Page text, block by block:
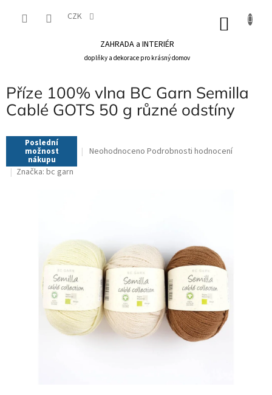
CZK
ZAHRADA a INTERIÉR
doplňky a dekorace pro krásný domov
Příze 100% vlna BC Garn Semilla
Cablé GOTS 50 g různé odstíny
Poslední
možnost
nákupu
Průměrné
Neohodnoceno Podrobnosti hodnocení
Značka: bc garn